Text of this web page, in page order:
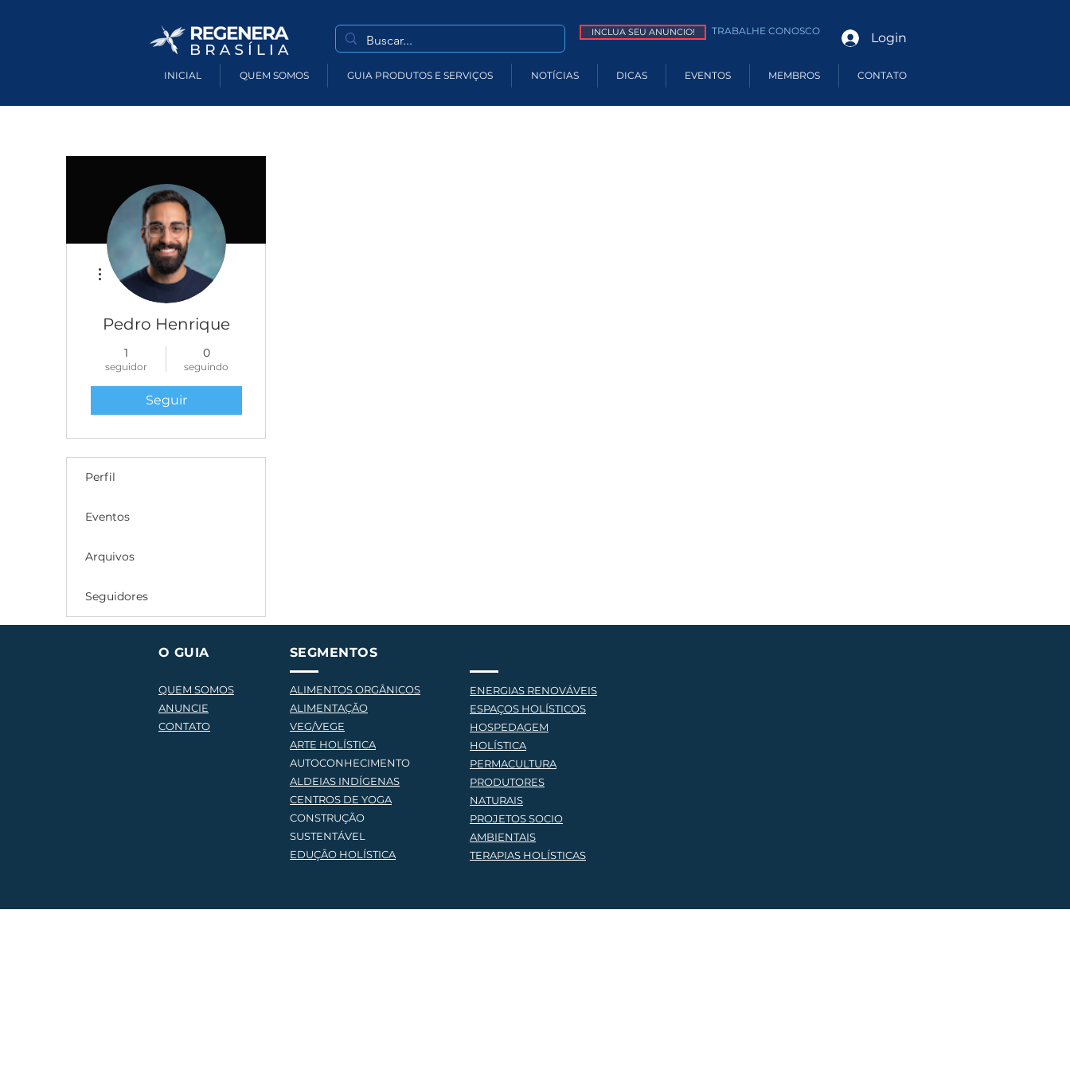
INCLUA SEU ANUNCIO! TRABALHE CONOSCO Login
INICIAL QUEM SOMOS GUIA PRODUTOS E SERVIÇOS NOTÍCIAS DICAS EVENTOS MEMBROS CONTATO
Pedro Henrique
1
seguidor
0
seguindo
Seguir
Mais ações
Perfil
Eventos
Arquivos
Seguidores
O GUIA
QUEM SOMOS
ANUNCIE
CONTATO
SEGMENTOS
ALIMENTOS ORGÂNICOS
ALIMENTAÇÃO
VEG/VEGE
ARTE HOLÍSTICA
AUTOCONHECIMENTO
ALDEIAS INDÍGENAS
CENTROS DE YOGA
CONSTRUÇÃO
SUSTENTÁVEL
EDUÇÃO HOLÍSTICA
ENERGIAS RENOVÁVEIS
ESPAÇOS HOLÍSTICOS
HOSPEDAGEM
HOLÍSTICA
PERMACULTURA
PRODUTORES
NATURAIS
PROJETOS SOCIO
AMBIENTAIS
TERAPIAS HOLÍSTICAS